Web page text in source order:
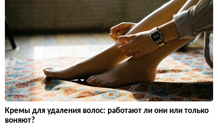
Кремы для удаления волос: работают ли они или только
воняют?